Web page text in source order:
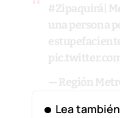
Lea también